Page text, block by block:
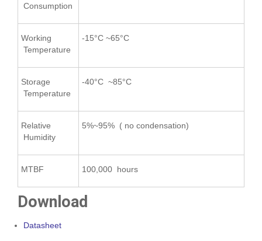
Consumption
Working
Temperature
-15°C ~65°C
Storage
Temperature
-40°C ~85°C
Relative
Humidity
5%~95% ( no condensation)
MTBF 100,000 hours
Download
Datasheet